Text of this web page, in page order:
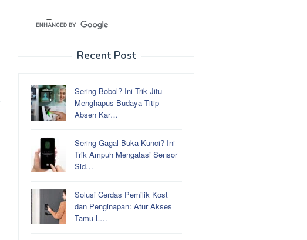
Recent Post
Sering Bobol? Ini Trik Jitu
Menghapus Budaya Titip
Absen Kar…
Sering Gagal Buka Kunci? Ini
Trik Ampuh Mengatasi Sensor
Sid…
Solusi Cerdas Pemilik Kost
dan Penginapan: Atur Akses
Tamu L…